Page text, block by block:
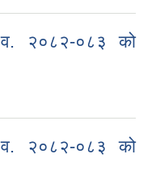
२०८२-०८३ को
२०८२-०८३ को